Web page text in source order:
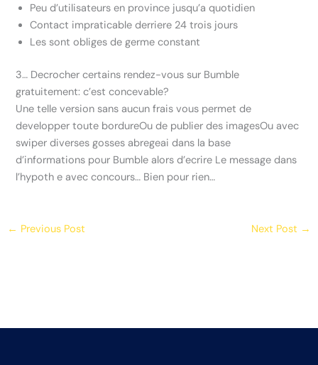
Peu d’utilisateurs en province jusqu’a quotidien
Contact impraticable derriere 24 trois jours
Les sont obliges de germe constant
3… Decrocher certains rendez-vous sur Bumble
gratuitement: c’est concevable?
Une telle version sans aucun frais vous permet de
developper toute bordureOu de publier des imagesOu avec
swiper diverses gosses abregeai dans la base
d’informations pour Bumble alors d’ecrire Le message dans
l’hypoth e avec concours… Bien pour rien…
← Previous Post Next Post →